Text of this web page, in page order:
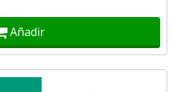
Añadir